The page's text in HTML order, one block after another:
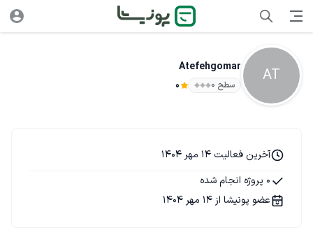
AT
Atefehgomar
سطح ۰ 0
آخرین فعالیت 14 مهر 1404
0 پروژه انجام شده
عضو پونیشا از 14 مهر 1404